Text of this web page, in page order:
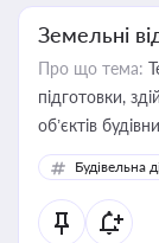
Земельні
Про що тема:
підготовки,
об’єктів
Будівельна